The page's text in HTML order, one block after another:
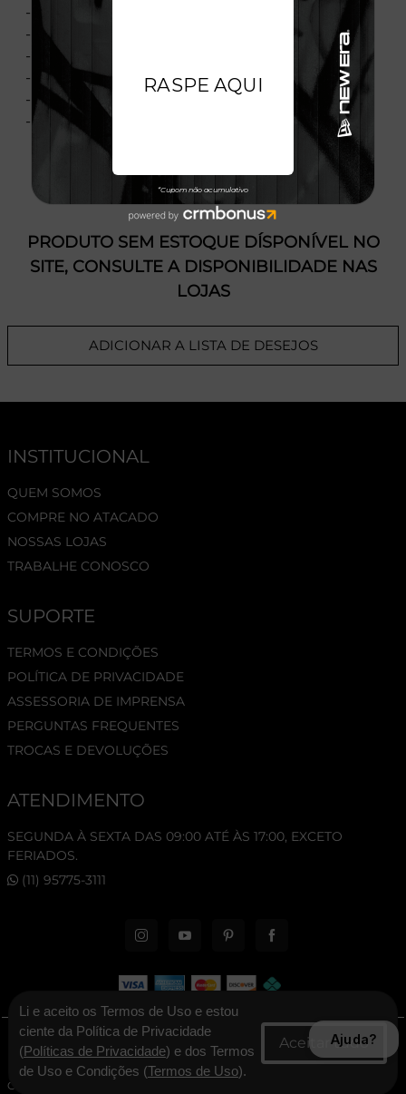
- Copa desestruturado
- Fechamento strapback
- Bordado frontal
- Flag New Era bordada
- Licença oficial
- Composição: 100% Lã100% Algodão
PRODUTO SEM ESTOQUE DÍSPONÍVEL NO
SITE, CONSULTE A DISPONIBILIDADE NAS
LOJAS
ADICIONAR A LISTA DE DESEJOS
INSTITUCIONAL
QUEM SOMOS
COMPRE NO ATACADO
NOSSAS LOJAS
TRABALHE CONOSCO
SUPORTE
TERMOS E CONDIÇÕES
POLÍTICA DE PRIVACIDADE
ASSESSORIA DE IMPRENSA
PERGUNTAS FREQUENTES
TROCAS E DEVOLUÇÕES
ATENDIMENTO
SEGUNDA À SEXTA DAS 09:00 ATÉ ÀS 17:00, EXCETO
FERIADOS.
(11) 95775-3111
© 2026 New Era Cap. Todos os direitos reservados.
CNPJ: 06.346.545/0001-30 - New Era Brasil Ltda
Li e aceito os Termos de Uso e estou
ciente da Política de Privacidade
(Políticas de Privacidade) e dos Termos
de Uso e Condições (Termos de Uso).
Ajuda?